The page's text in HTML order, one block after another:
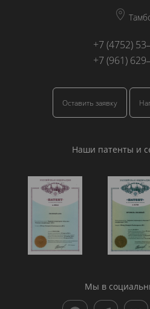
+7 (4752)
+7 (961)
Оставить заявку
Наши патенты и
Мы в